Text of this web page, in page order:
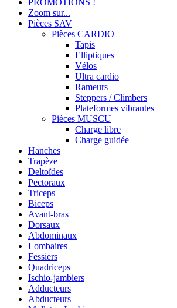
Zoom sur...
Pièces SAV
Pièces CARDIO
Tapis
Elliptiques
Vélos
Ultra cardio
Rameurs
Steppers / Climbers
Plateformes vibrantes
Pièces MUSCU
Charge libre
Charge guidée
Hanches
Trapèze
Deltoïdes
Pectoraux
Triceps
Biceps
Avant-bras
Dorsaux
Abdominaux
Lombaires
Fessiers
Quadriceps
Ischio-jambiers
Adducteurs
Abducteurs